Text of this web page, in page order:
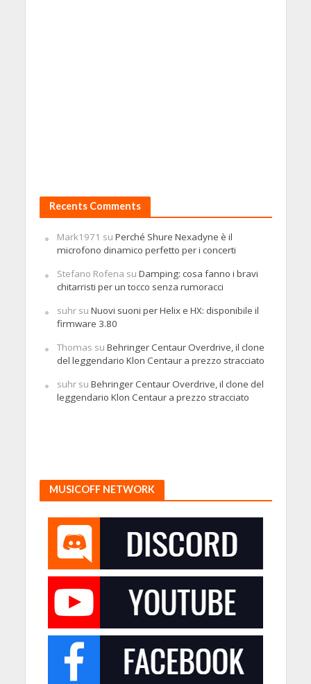
Recents Comments
Mark1971 su Perché Shure Nexadyne è il
microfono dinamico perfetto per i concerti
Stefano Rofena su Damping: cosa fanno i bravi
chitarristi per un tocco senza rumoracci
suhrsu Nuovi suoni per Helix e HX: disponibile il
firmware 3.80
Thomas su Behringer Centaur Overdrive, il clone
del leggendario Klon Centaur a prezzo stracciato
suhrsu Behringer Centaur Overdrive, il clone del
leggendario Klon Centaur a prezzo stracciato
MUSICOFF NETWORK